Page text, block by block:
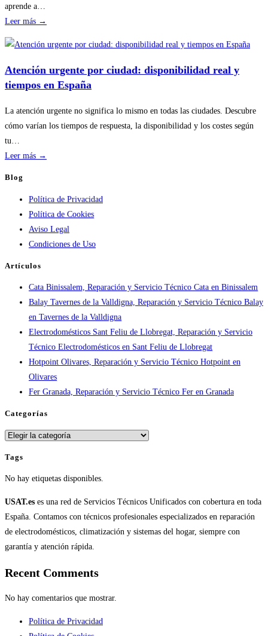
aprende a…
Leer más →
por
temporada
de
calderas:
Atención urgente por ciudad: disponibilidad real y
tiempos en España
La atención urgente no significa lo mismo en todas las ciudades. Descubre
cómo varían los tiempos de respuesta, la disponibilidad y los costes según
tu…
Leer más →
por
ciudad:
disponibilidad
real
en
España
Blog
Política de Privacidad
Política de Cookies
Aviso Legal
Condiciones de Uso
Artículos
Cata Binissalem, Reparación y Servicio Técnico Cata en Binissalem
Balay Tavernes de la Valldigna, Reparación y Servicio Técnico Balay
en Tavernes de la Valldigna
Electrodomésticos Sant Feliu de Llobregat, Reparación y Servicio
Técnico Electrodomésticos en Sant Feliu de Llobregat
Hotpoint Olivares, Reparación y Servicio Técnico Hotpoint en
Olivares
Fer Granada, Reparación y Servicio Técnico Fer en Granada
Categorías
Categorías
Tags
No hay etiquetas disponibles.
USAT.es es una red de Servicios Técnicos Unificados con cobertura en toda
España. Contamos con técnicos profesionales especializados en reparación
de electrodomésticos, climatización y sistemas del hogar, siempre con
garantía y atención rápida.
Recent Comments
No hay comentarios que mostrar.
Política de Privacidad